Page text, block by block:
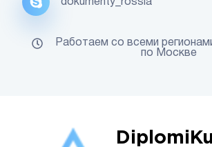
Работаем со всеми
по Москве